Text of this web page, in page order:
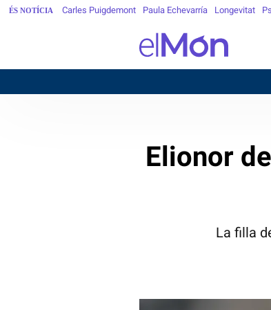
ÉS NOTÍCIA Carles Puigdemont Paula Echevarría Longevitat
Elionor
La filla